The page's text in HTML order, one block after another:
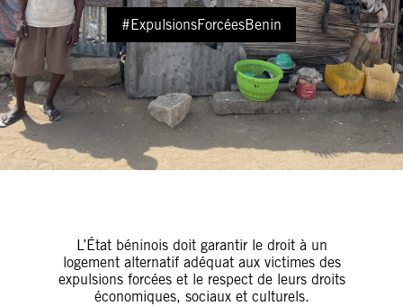
#ExpulsionsForcéesBenin
L’État béninois doit garantir le droit à un
logement alternatif adéquat aux victimes des
expulsions forcées et le respect de leurs droits
économiques, sociaux et culturels.